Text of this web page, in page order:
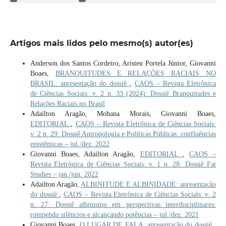
Artigos mais lidos pelo mesmo(s) autor(es)
Anderson dos Santos Cordeiro, Aristeu Portela Júnior, Giovanni
Boaes, BRANQUITUDES E RELAÇÕES RACIAIS NO
BRASIL: apresentação do dossiê
,CAOS – Revista Eletrônica
de Ciências Sociais: v. 2 n. 33 (2024): Dossiê Branquitudes e
Relações Raciais no Brasil
Adailton Aragão, Mohana Morais, Giovanni Boaes,
EDITORIAL
CAOS – Revista Eletrônica de Ciências Sociais:
v. 2 n. 29: Dossiê Antropologia e Políticas Públicas: confluências
epistêmicas – jul./dez. 2022
Giovanni Boaes, Adailton Aragão, EDITORIAL
CAOS –
Revista Eletrônica de Ciências Sociais: v. 1 n. 28: Dossiê Fat
Studies – jan./jun. 2022
Adailton Aragão, ALBINITUDE E ALBINIDADE: apresentação
do dossiê
,CAOS – Revista Eletrônica de Ciências Sociais: v. 2
n. 27: Dossiê albinismo em perspectivas interdisciplinares:
rompendo silêncios e alcançando potências – jul./dez. 2021